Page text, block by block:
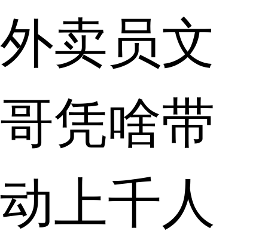
外卖员文
哥凭啥带
动上千人